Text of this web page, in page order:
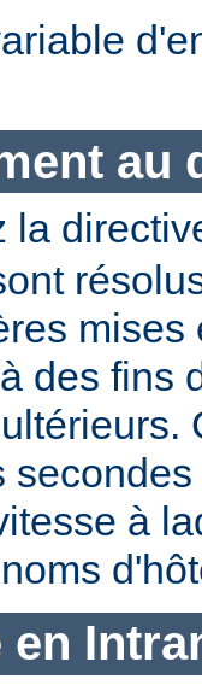
au
la
mises
des fins
à
en